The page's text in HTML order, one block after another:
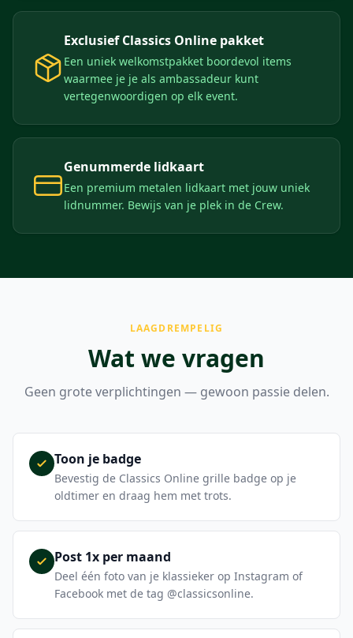
Exclusief Classics Online pakket
Een uniek welkomstpakket boordevol items
waarmee je je als ambassadeur kunt
vertegenwoordigen op elk event.
Genummerde lidkaart
Een premium metalen lidkaart met jouw uniek
lidnummer. Bewijs van je plek in de Crew.
LAAGDREMPELIG
Wat we vragen
Geen grote verplichtingen — gewoon passie delen.
Toon je badge
Bevestig de Classics Online grille badge op je
oldtimer en draag hem met trots.
Post 1x per maand
Deel één foto van je klassieker op Instagram of
Facebook met de tag @classicsonline.